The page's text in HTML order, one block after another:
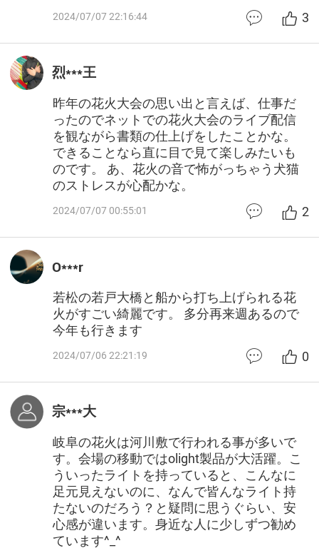
2024/07/07 22:16:44 3
烈***王
昨年の花火大会の思い出と言えば、仕事だ
ったのでネットでの花火大会のライブ配信
を観ながら書類の仕上げをしたことかな。
できることなら直に目で見て楽しみたいも
のです。 あ、花火の音で怖がっちゃう犬猫
のストレスが心配かな。
2024/07/07 00:55:01 2
O***r
若松の若戸大橋と船から打ち上げられる花
火がすごい綺麗です。 多分再来週あるので
今年も行きます
2024/07/06 22:21:19 0
宗***大
岐阜の花火は河川敷で行われる事が多いで
す。会場の移動ではolight製品が大活躍。こ
ういったライトを持っていると、こんなに
足元見えないのに、なんで皆んなライト持
たないのだろう？と疑問に思うぐらい、安
心感が違います。身近な人に少しずつ勧め
ています^_^